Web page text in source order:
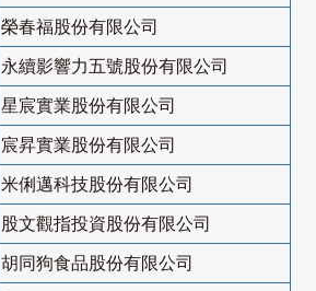
榮春福股份有限公司
永續影響力五號股份有限公司
星宸實業股份有限公司
宸昇實業股份有限公司
米俐邁科技股份有限公司
股文觀指投資股份有限公司
胡同狗食品股份有限公司